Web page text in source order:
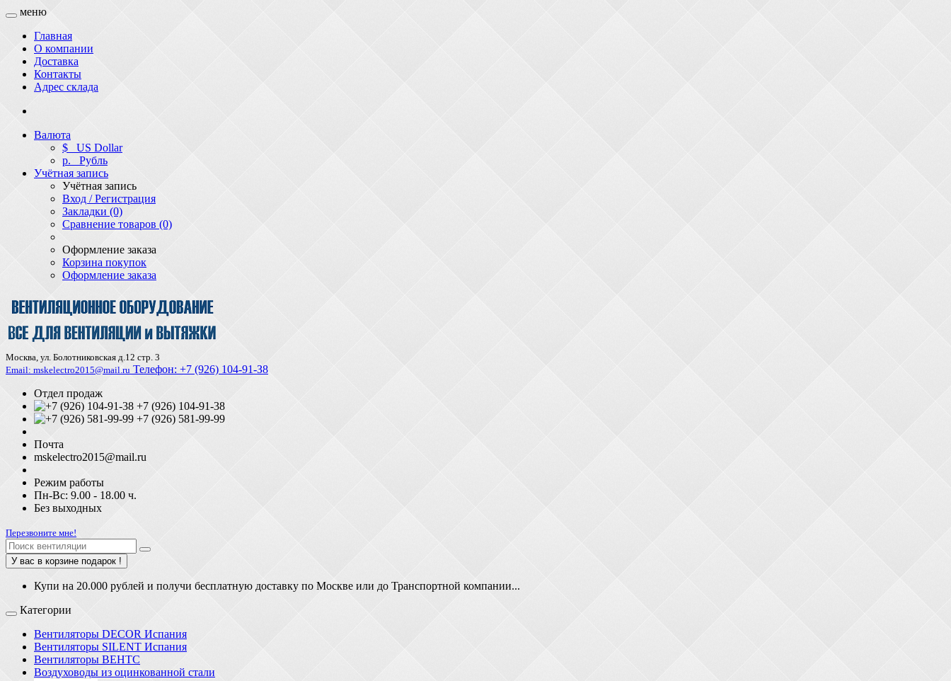
меню
Главная
О компании
Доставка
Контакты
Адрес склада
Валюта
$ US Dollar
р. Рубль
Учётная запись
Учётная запись
Вход / Регистрация
Закладки (0)
Сравнение товаров (0)
Оформление заказа
Корзина покупок
Оформление заказа
Москва, ул. Болотниковская д.12 стр. 3
Email: mskelectro2015@mail.ru Телефон: +7 (926) 104-91-З8
Отдел продаж
+7 (926) 104-91-38
+7 (926) 581-99-99
Почта
mskelectro2015@mail.ru
Режим работы
Пн-Вс: 9.00 - 18.00 ч.
Без выходных
Перезвоните мне!
У вас в корзине подарок !
Купи на 20.000 рублей и получи бесплатную доставку по Москве или до Транспортной компании...
Категории
Вентиляторы DECOR Испания
Вентиляторы SILENT Испания
Вентиляторы ВЕНТС
Воздуховоды из оцинкованной стали